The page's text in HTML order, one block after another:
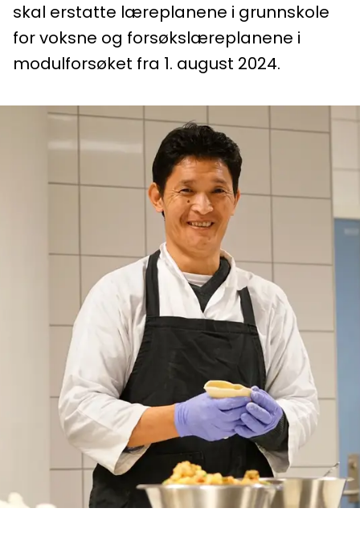
skal erstatte læreplanene i grunnskole
for voksne og forsøkslæreplanene i
modulforsøket fra 1. august 2024.